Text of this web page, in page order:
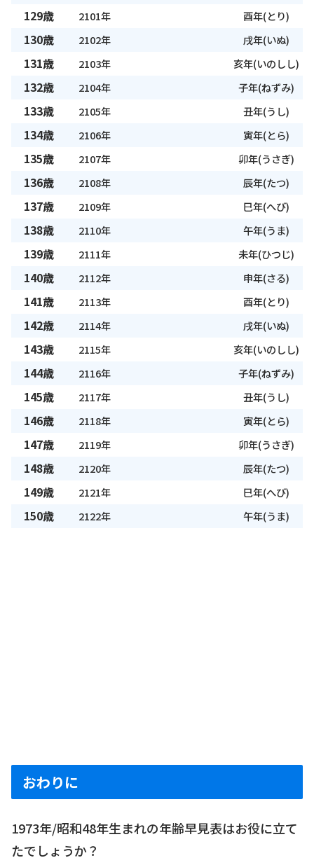
129歳 2101年 酉年(とり)
130歳 2102年 戌年(いぬ)
131歳 2103年 亥年(いのしし)
132歳 2104年 子年(ねずみ)
133歳 2105年 丑年(うし)
134歳 2106年 寅年(とら)
135歳 2107年 卯年(うさぎ)
136歳 2108年 辰年(たつ)
137歳 2109年 巳年(へび)
138歳 2110年 午年(うま)
139歳 2111年 未年(ひつじ)
140歳 2112年 申年(さる)
141歳 2113年 酉年(とり)
142歳 2114年 戌年(いぬ)
143歳 2115年 亥年(いのしし)
144歳 2116年 子年(ねずみ)
145歳 2117年 丑年(うし)
146歳 2118年 寅年(とら)
147歳 2119年 卯年(うさぎ)
148歳 2120年 辰年(たつ)
149歳 2121年 巳年(へび)
150歳 2122年 午年(うま)
おわりに
1973年/昭和48年生まれの年齢早見表はお役に立て
たでしょうか？